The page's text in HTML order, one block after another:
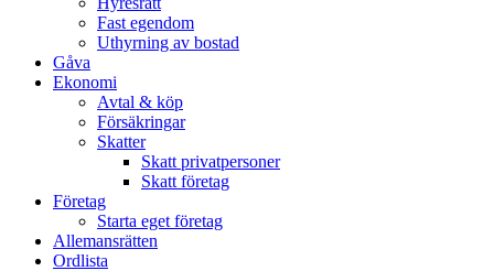
Fast egendom
Uthyrning av bostad
Gåva
Ekonomi
Avtal & köp
Försäkringar
Skatter
Skatt privatpersoner
Skatt företag
Företag
Starta eget företag
Allemansrätten
Ordlista